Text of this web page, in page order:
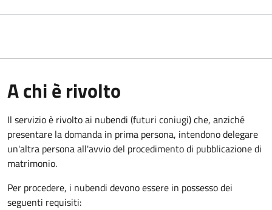
A chi è rivolto
Il servizio è rivolto ai nubendi (futuri coniugi) che, anziché
presentare la domanda in prima persona, intendono delegare
un'altra persona all'avvio del procedimento di pubblicazione di
matrimonio.
Per procedere, i nubendi devono essere in possesso dei
seguenti requisiti: